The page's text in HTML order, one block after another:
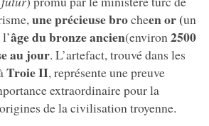
une précieuse brocheen or (un
âge du bronze ancien(environ 2500
au jour. L’artefact, trouvé dans les
Troie II, représente une preuve
extraordinaire pour la
de la civilisation troyenne.